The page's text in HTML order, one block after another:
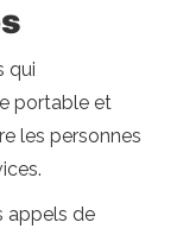
qui
portable et
les personnes
appels de